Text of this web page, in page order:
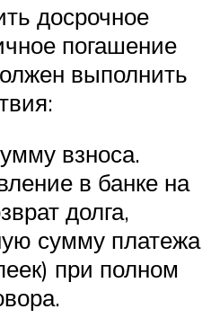
досрочное
погашение
выполнить
взноса.
в банке на
долга,
сумму платежа
при полном